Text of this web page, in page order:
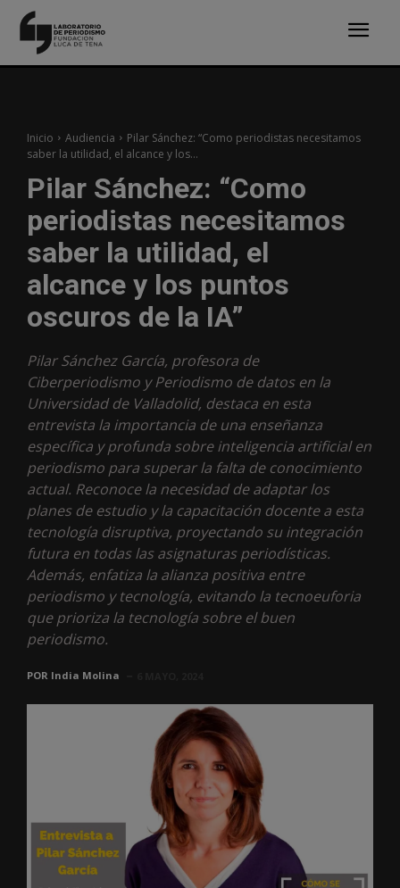
Inicio Audiencia
Pilar Sánchez: “Como periodistas necesitamos
saber la utilidad, el alcance y los...
Pilar Sánchez: “Como
periodistas necesitamos
saber la utilidad, el
alcance y los puntos
oscuros de la IA”
Pilar Sánchez García, profesora de
Ciberperiodismo y Periodismo de datos en la
Universidad de Valladolid, destaca en esta
entrevista la importancia de una enseñanza
específica y profunda sobre inteligencia artificial en
periodismo para superar la falta de conocimiento
actual. Reconoce la necesidad de adaptar los
planes de estudio y la capacitación docente a esta
tecnología disruptiva, proyectando su integración
futura en todas las asignaturas periodísticas.
Además, enfatiza la alianza positiva entre
periodismo y tecnología, evitando la tecnoeuforia
que prioriza la tecnología sobre el buen
periodismo.
POR India Molina